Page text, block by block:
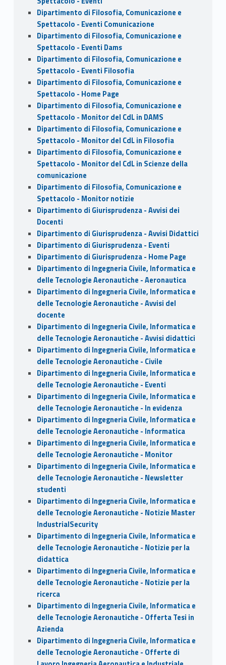
Dipartimento di Filosofia, Comunicazione e
Spettacolo - Eventi Comunicazione
Dipartimento di Filosofia, Comunicazione e
Spettacolo - Eventi Dams
Dipartimento di Filosofia, Comunicazione e
Spettacolo - Eventi Filosofia
Dipartimento di Filosofia, Comunicazione e
Spettacolo - Home Page
Dipartimento di Filosofia, Comunicazione e
Spettacolo - Monitor del CdL in DAMS
Dipartimento di Filosofia, Comunicazione e
Spettacolo - Monitor del CdL in Filosofia
Dipartimento di Filosofia, Comunicazione e
Spettacolo - Monitor del CdL in Scienze della
comunicazione
Dipartimento di Filosofia, Comunicazione e
Spettacolo - Monitor notizie
Dipartimento di Giurisprudenza - Avvisi dei
Docenti
Dipartimento di Giurisprudenza - Avvisi Didattici
Dipartimento di Giurisprudenza - Eventi
Dipartimento di Giurisprudenza - Home Page
Dipartimento di Ingegneria Civile, Informatica e
delle Tecnologie Aeronautiche - Aeronautica
Dipartimento di Ingegneria Civile, Informatica e
delle Tecnologie Aeronautiche - Avvisi del
docente
Dipartimento di Ingegneria Civile, Informatica e
delle Tecnologie Aeronautiche - Avvisi didattici
Dipartimento di Ingegneria Civile, Informatica e
delle Tecnologie Aeronautiche - Civile
Dipartimento di Ingegneria Civile, Informatica e
delle Tecnologie Aeronautiche - Eventi
Dipartimento di Ingegneria Civile, Informatica e
delle Tecnologie Aeronautiche - In evidenza
Dipartimento di Ingegneria Civile, Informatica e
delle Tecnologie Aeronautiche - Informatica
Dipartimento di Ingegneria Civile, Informatica e
delle Tecnologie Aeronautiche - Monitor
Dipartimento di Ingegneria Civile, Informatica e
delle Tecnologie Aeronautiche - Newsletter
studenti
Dipartimento di Ingegneria Civile, Informatica e
delle Tecnologie Aeronautiche - Notizie Master
IndustrialSecurity
Dipartimento di Ingegneria Civile, Informatica e
delle Tecnologie Aeronautiche - Notizie per la
didattica
Dipartimento di Ingegneria Civile, Informatica e
delle Tecnologie Aeronautiche - Notizie per la
ricerca
Dipartimento di Ingegneria Civile, Informatica e
delle Tecnologie Aeronautiche - Offerta Tesi in
Azienda
Dipartimento di Ingegneria Civile, Informatica e
delle Tecnologie Aeronautiche - Offerte di